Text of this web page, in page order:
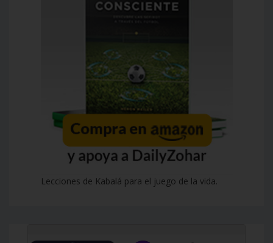
Lecciones de Kabalá para el juego de la vida.